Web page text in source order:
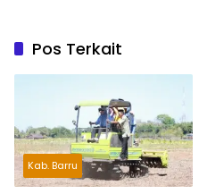
Pos Terkait
Kab. Barru